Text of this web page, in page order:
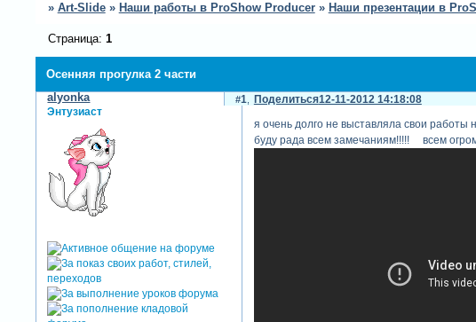
» Art-Slide » Наши работы в ProShow Producer » Наши презентации в
Осенняя прогулка 2 части
Страница: 1
Поделиться
1 12-11-2012 14:18:08
alyonka
Энтузиаст
я очень долго не выставляла свои
буду рада всем замечаниям!!!!! всем